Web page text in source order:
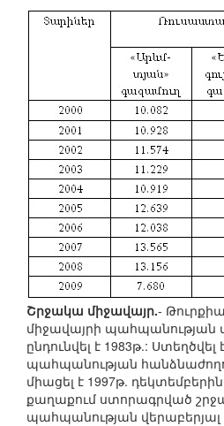
Շրջակա միջավայր.-
միջավայրի պահպանության
ընդունվել է 1983թ.:
պահպանության
միացել է 1997թ.
քաղաքում ստորագրված
պահպանության վերաբերյալ